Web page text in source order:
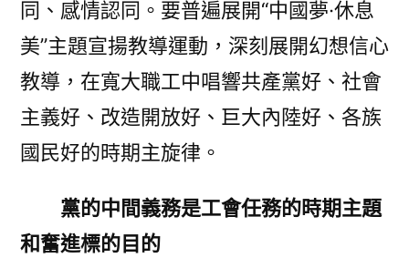
同、感情認同。要普遍展開“中國夢·休息
美”主題宣揚教導運動，深刻展開幻想信心
教導，在寬大職工中唱響共產黨好、社會
主義好、改造開放好、巨大內陸好、各族
國民好的時期主旋律。
黨的中間義務是工會任務的時期主題
和奮進標的目的